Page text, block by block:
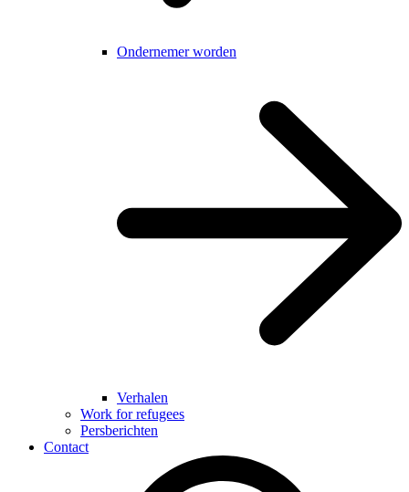
Ondernemer worden
Verhalen
Work for refugees
Persberichten
Contact